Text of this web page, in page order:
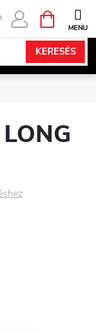
KERESÉS
KOSÁR